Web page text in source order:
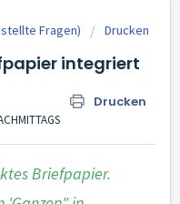
Fragen) Drucken
integriert
Drucken
Briefpapier.